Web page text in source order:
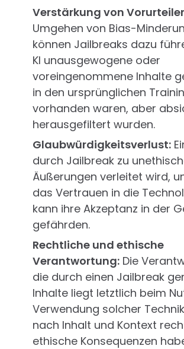
Verstärkung von
Umgehen von Bias-
können Jailbreaks dazu
KI unausgewogene oder
voreingenommene Inhalte
in den ursprünglichen
vorhanden waren, aber
herausgefiltert wurden.
Glaubwürdigkeitsverlust:
durch Jailbreak zu
Äußerungen verleitet wird,
das Vertrauen in die
kann ihre Akzeptanz in der
gefährden.
Rechtliche und ethische
Verantwortung: Die
die durch einen Jailbreak
Inhalte liegt letztlich beim
Verwendung solcher
nach Inhalt und Kontext
ethische Konsequenzen